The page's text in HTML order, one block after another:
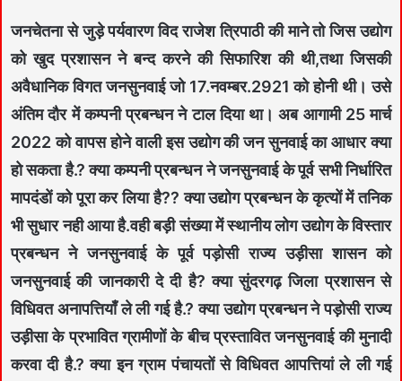
जनचेतना से जुड़े पर्यवारण विद राजेश त्रिपाठी की माने तो जिस उद्योग
को खुद प्रशासन ने बन्द करने की सिफारिश की थी,तथा जिसकी
अवैधानिक विगत जनसुनवाई जो 17.नवम्बर.2921 को होनी थी। उसे
अंतिम दौर में कम्पनी प्रबन्धन ने टाल दिया था। अब आगामी 25 मार्च
2022 को वापस होने वाली इस उद्योग की जन सुनवाई का आधार क्या
हो सकता है.? क्या कम्पनी प्रबन्धन ने जनसुनवाई के पूर्व सभी निर्धारित
मापदंडों को पूरा कर लिया है?? क्या उद्योग प्रबन्धन के कृत्यों में तनिक
भी सुधार नही आया है.वही बड़ी संख्या में स्थानीय लोग उद्योग के विस्तार
प्रबन्धन ने जनसुनवाई के पूर्व पड़ोसी राज्य उड़ीसा शासन को
जनसुनवाई की जानकारी दे दी है? क्या सुंदरगढ़ जिला प्रशासन से
विधिवत अनापत्तियाँ ले ली गई है.? क्या उद्योग प्रबन्धन ने पड़ोसी राज्य
उड़ीसा के प्रभावित ग्रामीणों के बीच प्रस्तावित जनसुनवाई की मुनादी
करवा दी है.? क्या इन ग्राम पंचायतों से विधिवत आपत्तियां ले ली गई